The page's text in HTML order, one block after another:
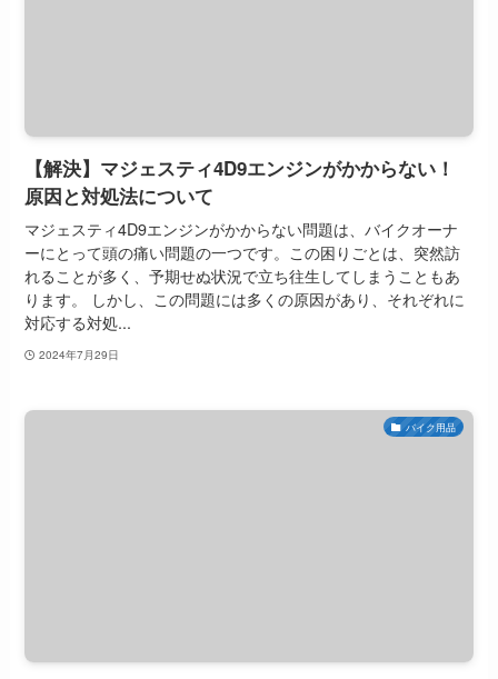
【解決】マジェスティ4D9エンジンがかからない！
原因と対処法について
マジェスティ4D9エンジンがかからない問題は、バイクオーナ
ーにとって頭の痛い問題の一つです。この困りごとは、突然訪
れることが多く、予期せぬ状況で立ち往生してしまうこともあ
ります。 しかし、この問題には多くの原因があり、それぞれに
対応する対処...
2024年7月29日
バイク用品